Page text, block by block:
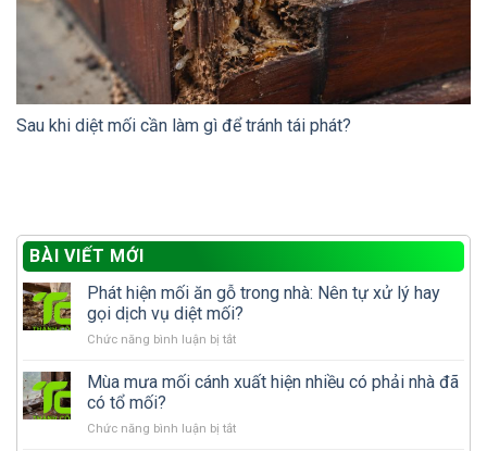
Sau khi diệt mối cần làm gì để tránh tái phát?
BÀI VIẾT MỚI
Phát hiện mối ăn gỗ trong nhà: Nên tự xử lý hay
gọi dịch vụ diệt mối?
Chức năng bình luận bị tắtở
hiện
mối
gỗ
Mùa mưa mối cánh xuất hiện nhiều có phải nhà đã
có tổ mối?
Chức năng bình luận bị tắtở